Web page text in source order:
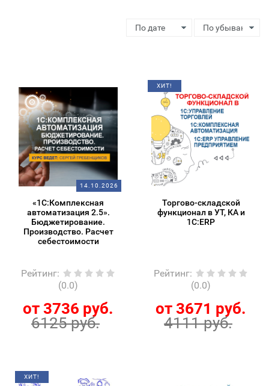
14.10.2026
«1С:Комплексная
автоматизация 2.5».
Бюджетирование.
Производство. Расчет
себестоимости
Рейтинг:
(0.0)
от 3736 руб.
6125 руб.
ХИТ!
Торгово-складской
функционал в УТ, КА и
1С:ERP
Рейтинг:
(0.0)
от 3671 руб.
4111 руб.
ХИТ!